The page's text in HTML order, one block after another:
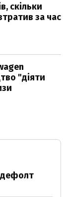
скільки
за час
"діяти
дефолт